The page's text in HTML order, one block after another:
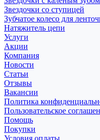
Звездочки со ступицей
Зубчатое колесо для
Натяжитель цепи
Услуги
Акции
Компания
Новости
Статьи
Отзывы
Вакансии
Политика
Пользовательское
Помощь
Покупки
Условия оплаты